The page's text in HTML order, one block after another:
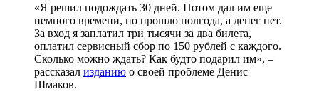
«Я решил подождать 30 дней. Потом дал им еще
немного времени, но прошло полгода, а денег нет.
За вход я заплатил три тысячи за два билета,
оплатил сервисный сбор по 150 рублей с каждого.
Сколько можно ждать? Как будто подарил им», –
рассказал изданию о своей проблеме Денис
Шмаков.